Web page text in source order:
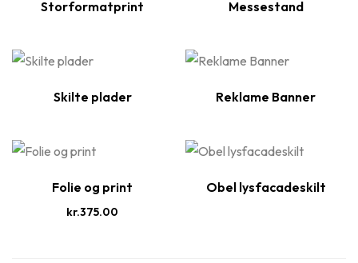
Storformatprint Messestand
Skilte plader Reklame Banner
Folie og print
kr.375.00
Obel lysfacadeskilt